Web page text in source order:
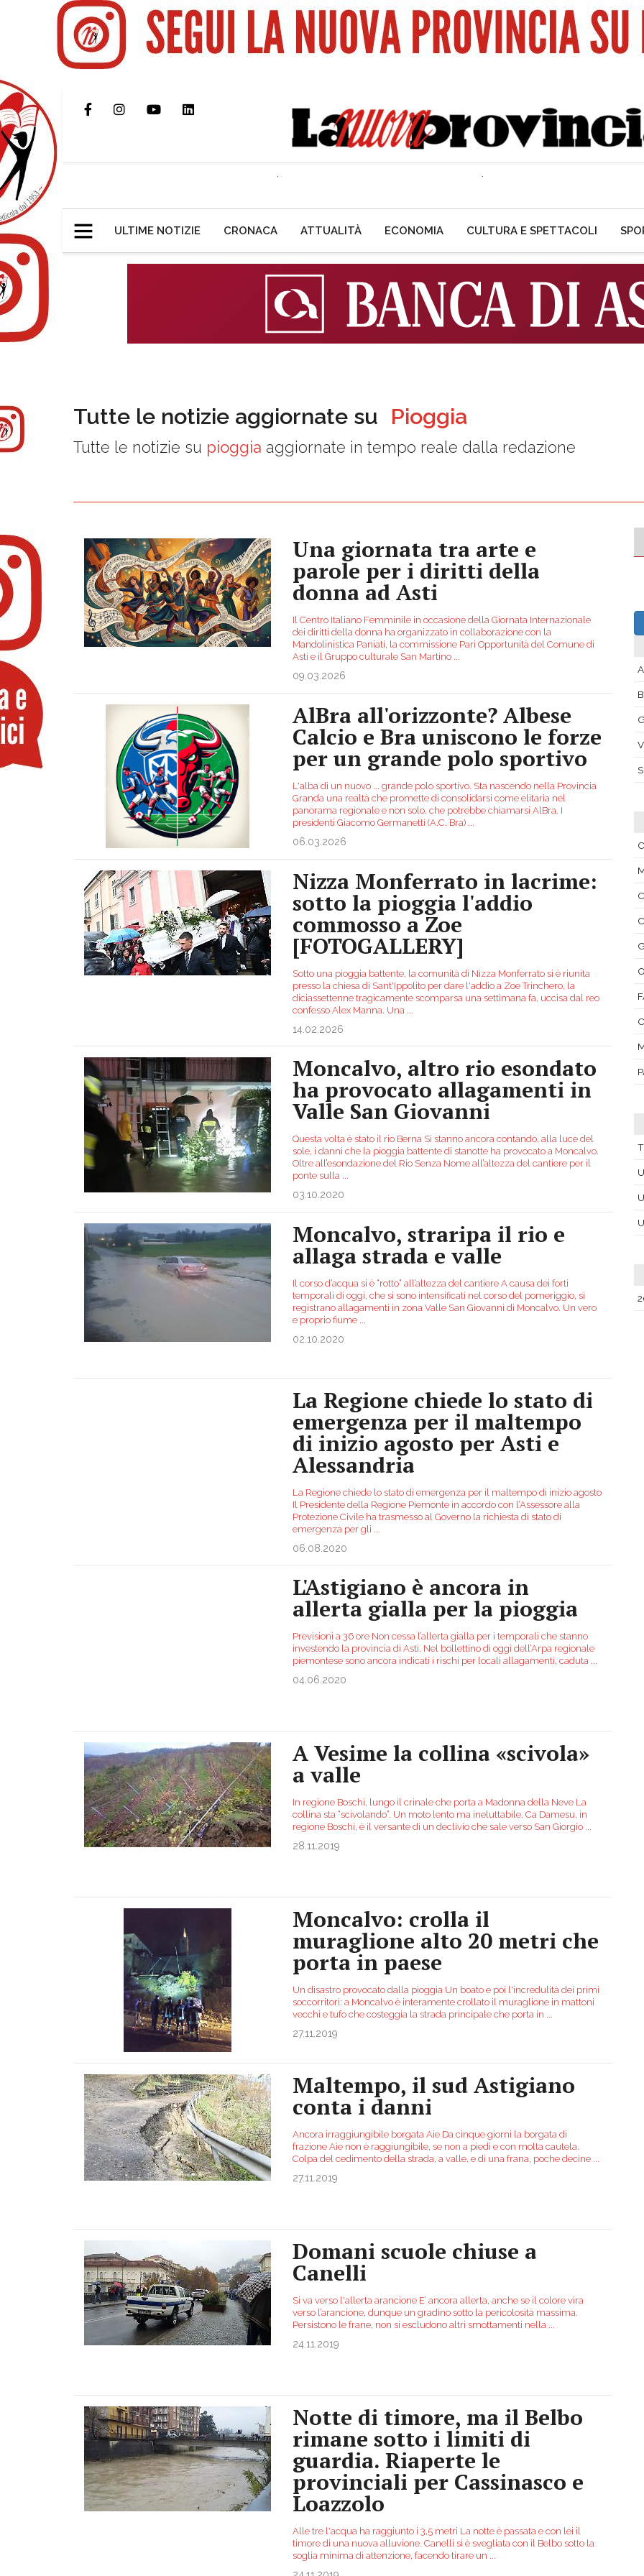
ULTIME NOTIZIE CRONACA ATTUALITÀ ECONOMIA CULTURA E SPETTACOLI
Tutte le notizie aggiornate su Pioggia
Tutte le notizie su pioggia aggiornate in tempo reale dalla redazione
Una giornata tra arte e
parole per i diritti della
donna ad Asti
Il Centro Italiano Femminile in occasione della Giornata Internazionale
dei diritti della donna ha organizzato in collaborazione con la
Mandolinistica Paniati, la commissione Pari Opportunità del Comune di
Asti e il Gruppo culturale San Martino
09.03.2026
AlBra all'orizzonte? Albese
Calcio e Bra uniscono le forze
per un grande polo sportivo
L'alba di un nuovo ... grande polo sportivo. Sta nascendo nella Provincia
Granda una realtà che promette di consolidarsi come elitaria nel
panorama regionale e non solo, che potrebbe chiamarsi AlBra. I
presidenti Giacomo Germanetti (A.C. Bra)
06.03.2026
Nizza Monferrato in lacrime:
sotto la pioggia l'addio
commosso a Zoe
[FOTOGALLERY]
Sotto una pioggia battente, la comunità di Nizza Monferrato si è riunita
presso la chiesa di Sant'Ippolito per dare l'addio a Zoe Trinchero, la
diciassettenne tragicamente scomparsa una settimana fa, uccisa dal reo
confesso Alex Manna. Una
14.02.2026
Moncalvo, altro rio esondato
ha provocato allagamenti in
Valle San Giovanni
Questa volta è stato il rio Berna Si stanno ancora contando, alla luce del
sole, i danni che la pioggia battente di stanotte ha provocato a Moncalvo.
Oltre all’esondazione del Rio Senza Nome all’altezza del cantiere per il
ponte sulla
03.10.2020
Moncalvo, straripa il rio e
allaga strada e valle
Il corso d’acqua si è “rotto” all’altezza del cantiere A causa dei forti
temporali di oggi, che si sono intensificati nel corso del pomeriggio, si
registrano allagamenti in zona Valle San Giovanni di Moncalvo. Un vero
e proprio fiume
02.10.2020
La Regione chiede lo stato di
emergenza per il maltempo
di inizio agosto per Asti e
Alessandria
La Regione chiede lo stato di emergenza per il maltempo di inizio agosto
Il Presidente della Regione Piemonte in accordo con l’Assessore alla
Protezione Civile ha trasmesso al Governo la richiesta di stato di
emergenza per gli
06.08.2020
L'Astigiano è ancora in
allerta gialla per la pioggia
Previsioni a 36 ore Non cessa l’allerta gialla per i temporali che stanno
investendo la provincia di Asti. Nel bollettino di oggi dell’Arpa regionale
piemontese sono ancora indicati i rischi per locali allagamenti, caduta
04.06.2020
A Vesime la collina «scivola»
a valle
In regione Boschi, lungo il crinale che porta a Madonna della Neve La
collina sta “scivolando”. Un moto lento ma ineluttabile. Ca Damesu, in
regione Boschi, è il versante di un declivio che sale verso San Giorgio
28.11.2019
Moncalvo: crolla il
muraglione alto 20 metri che
porta in paese
Un disastro provocato dalla pioggia Un boato e poi l'incredulità dei primi
soccorritori: a Moncalvo è interamente crollato il muraglione in mattoni
vecchi e tufo che costeggia la strada principale che porta in
27.11.2019
Maltempo, il sud Astigiano
conta i danni
Ancora irraggiungibile borgata Aie Da cinque giorni la borgata di
frazione Aie non è raggiungibile, se non a piedi e con molta cautela.
Colpa del cedimento della strada, a valle, e di una frana, poche decine
27.11.2019
Domani scuole chiuse a
Canelli
Si va verso l'allerta arancione E’ ancora allerta, anche se il colore vira
verso l’arancione, dunque un gradino sotto la pericolosità massima.
Persistono le frane, non si escludono altri smottamenti nella
24.11.2019
Notte di timore, ma il Belbo
rimane sotto i limiti di
guardia. Riaperte le
provinciali per Cassinasco e
Loazzolo
Alle tre l'acqua ha raggiunto i 3,5 metri La notte è passata e con lei il
timore di una nuova alluvione. Canelli si è svegliata con il Belbo sotto la
soglia minima di attenzione, facendo tirare un